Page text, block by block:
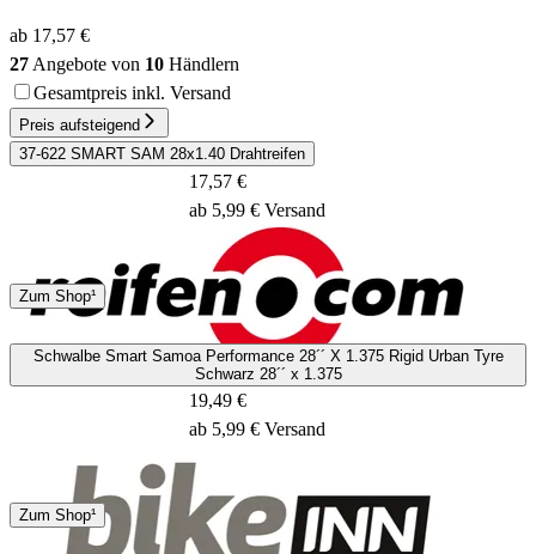
ab 17,57 €
27 Angebote von 10 Händlern
Gesamtpreis inkl. Versand
Preis aufsteigend
37-622 SMART SAM 28x1.40 Drahtreifen
DHL
DPD
2 - 5 Tage
17,57 €
ab 5,99 € Versand
Zum Shop¹
Schwalbe Smart Samoa Performance 28´´ X 1.375 Rigid Urban Tyre
Schwarz 28´´ x 1.375
Hermes
2 - 4 Tage
19,49 €
ab 5,99 € Versand
Zum Shop¹